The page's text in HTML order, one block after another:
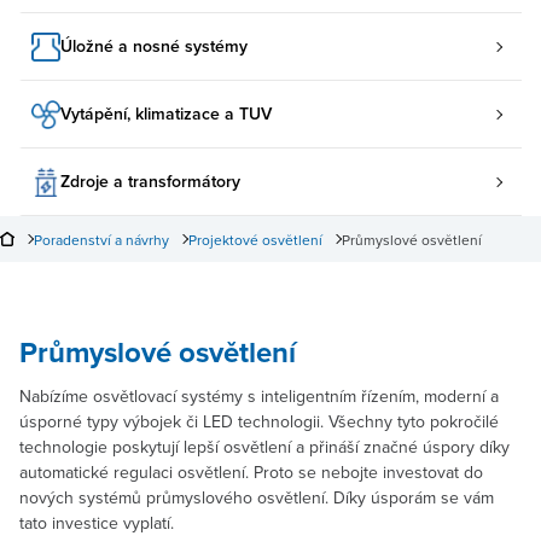
Úložné a nosné systémy
Vytápění, klimatizace a TUV
Zdroje a transformátory
Průmyslové osvětlení
Projektové osvětlení
Poradenství a návrhy
Průmyslové osvětlení
Nabízíme osvětlovací systémy s inteligentním řízením, moderní a
úsporné typy výbojek či LED technologii. Všechny tyto pokročilé
technologie poskytují lepší osvětlení a přináší značné úspory díky
automatické regulaci osvětlení. Proto se nebojte investovat do
nových systémů průmyslového osvětlení. Díky úsporám se vám
tato investice vyplatí.